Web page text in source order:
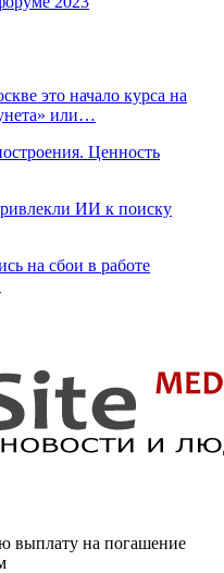
это начало курса на
или…
Ценность
ИИ к поиску
на сбои в работе
выплату на погашение